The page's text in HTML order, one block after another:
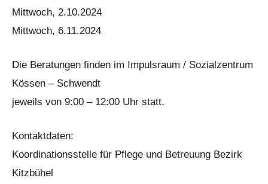
Mittwoch, 2.10.2024
Mittwoch, 6.11.2024
Die Beratungen finden im Impulsraum / Sozialzentrum
Kössen – Schwendt
jeweils von 9:00 – 12:00 Uhr statt.
Kontaktdaten:
Koordinationsstelle für Pflege und Betreuung Bezirk
Kitzbühel